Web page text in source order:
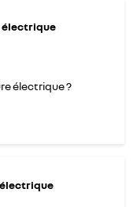
électrique
électrique ?